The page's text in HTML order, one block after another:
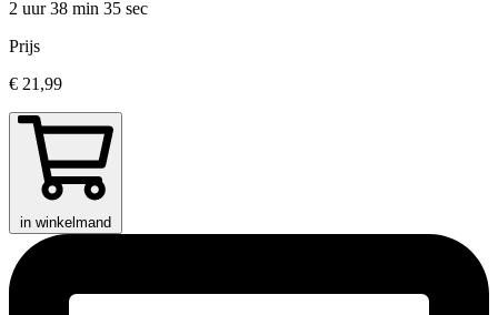
2 uur 38 min 35 sec
Prijs
€ 21,99
in winkelmand